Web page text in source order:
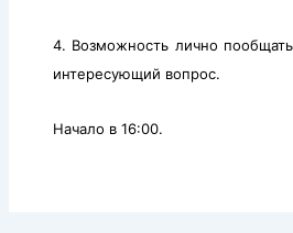
4. Возможность лично
интересующий вопрос.
Начало в 16:00.